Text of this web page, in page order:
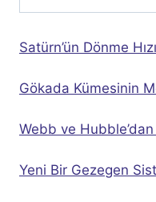
Satürn’ün Dönme
Gökada Kümesinin
Webb ve
Yeni Bir Gezegen